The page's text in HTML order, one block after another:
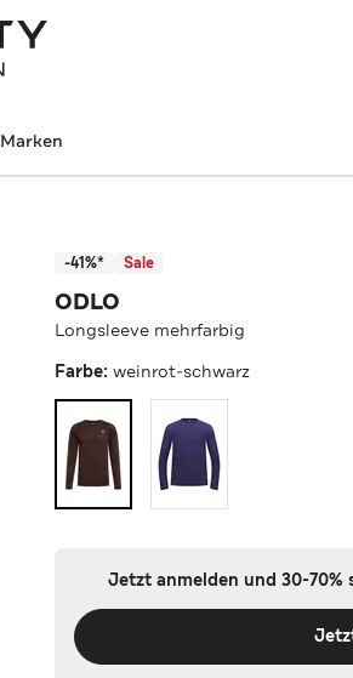
Marken
-41%* Sale
ODLO
Longsleeve mehrfarbig
Farbe:weinrot-schwarz
Jetzt anmelden und 30-70%